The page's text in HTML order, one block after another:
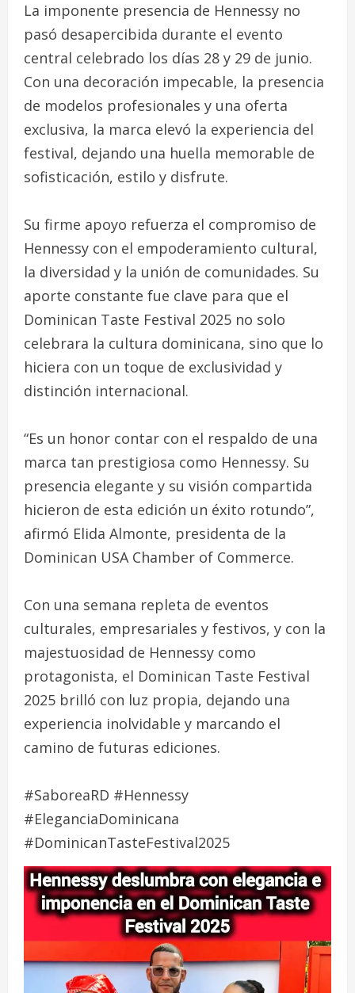
La imponente presencia de Hennessy no
pasó desapercibida durante el evento
central celebrado los días 28 y 29 de junio.
Con una decoración impecable, la presencia
de modelos profesionales y una oferta
exclusiva, la marca elevó la experiencia del
festival, dejando una huella memorable de
sofisticación, estilo y disfrute.
Su firme apoyo refuerza el compromiso de
Hennessy con el empoderamiento cultural,
la diversidad y la unión de comunidades. Su
aporte constante fue clave para que el
Dominican Taste Festival 2025 no solo
celebrara la cultura dominicana, sino que lo
hiciera con un toque de exclusividad y
distinción internacional.
“Es un honor contar con el respaldo de una
marca tan prestigiosa como Hennessy. Su
presencia elegante y su visión compartida
hicieron de esta edición un éxito rotundo”,
afirmó Elida Almonte, presidenta de la
Dominican USA Chamber of Commerce.
Con una semana repleta de eventos
culturales, empresariales y festivos, y con la
majestuosidad de Hennessy como
protagonista, el Dominican Taste Festival
2025 brilló con luz propia, dejando una
experiencia inolvidable y marcando el
camino de futuras ediciones.
#SaboreaRD #Hennessy
#EleganciaDominicana
#DominicanTasteFestival2025